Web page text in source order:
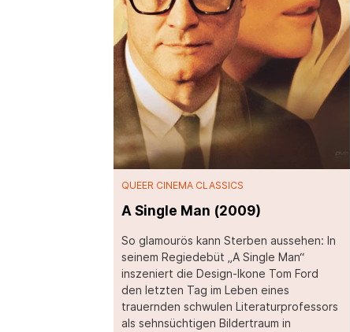
QUEER CINEMA CLASSICS
A Single Man (2009)
So glamourös kann Sterben aussehen: In
seinem Regiedebüt „A Single Man“
inszeniert die Design-Ikone Tom Ford
den letzten Tag im Leben eines
trauernden schwulen Literaturprofessors
als sehnsüchtigen Bildertraum in